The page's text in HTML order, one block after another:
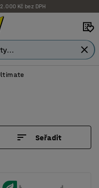
Kč bez DPH
let
Seřadit